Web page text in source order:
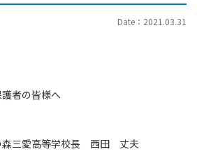
Date：2021.03.31
者の皆様へ
森三愛高等学校長 西田 丈夫